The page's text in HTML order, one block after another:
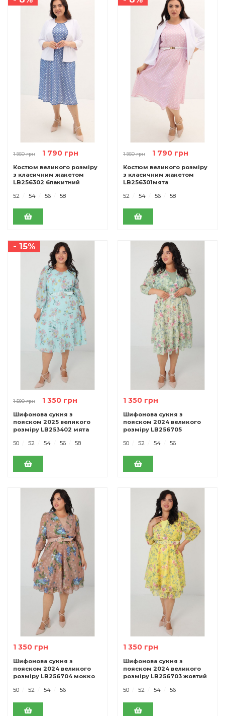
1 950 грн 1 790 грн
Костюм великого розміру
з класичним жакетом
LB256302 блакитний
52
54 56 58
1 950 грн 1 790 грн
Костюм великого розміру
з класичним жакетом
LB256301мята
52
54 56 58
- 15%
1 590 грн 1 350 грн
Шифонова сукня з
пояском 2025 великого
розміру LB253402 мята
50
52 54 56 58
1 350 грн
Шифонова сукня з
пояском 2024 великого
розміру LB256705
50
52 54 56
1 350 грн
Шифонова сукня з
пояском 2024 великого
розміру LB256704 мокко
50
52 54 56
1 350 грн
Шифонова сукня з
пояском 2024 великого
розміру LB256703 жовтий
50
52 54 56